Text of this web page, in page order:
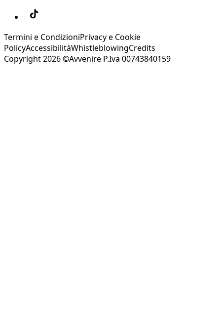
Termini e CondizioniPrivacy e Cookie
PolicyAccessibilitàWhistleblowingCredits
Copyright 2026 ©Avvenire P.Iva 00743840159